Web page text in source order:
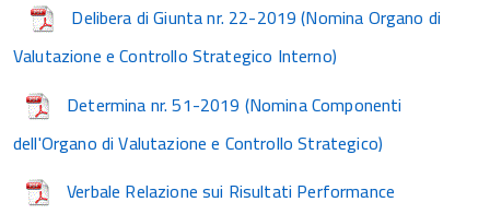
Delibera di Giunta nr. 22-2019 (Nomina Organo di
Valutazione e Controllo Strategico Interno)
Determina nr. 51-2019 (Nomina Componenti
dell'Organo di Valutazione e Controllo Strategico)
Verbale Relazione sui Risultati Performance